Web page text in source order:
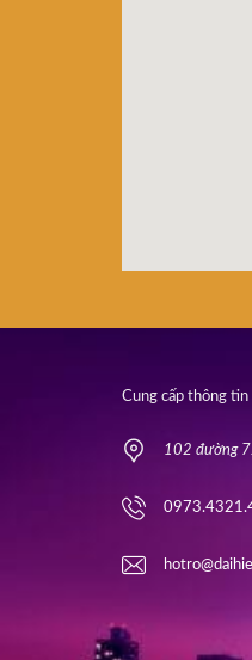
Cung cấp thông
102 đường